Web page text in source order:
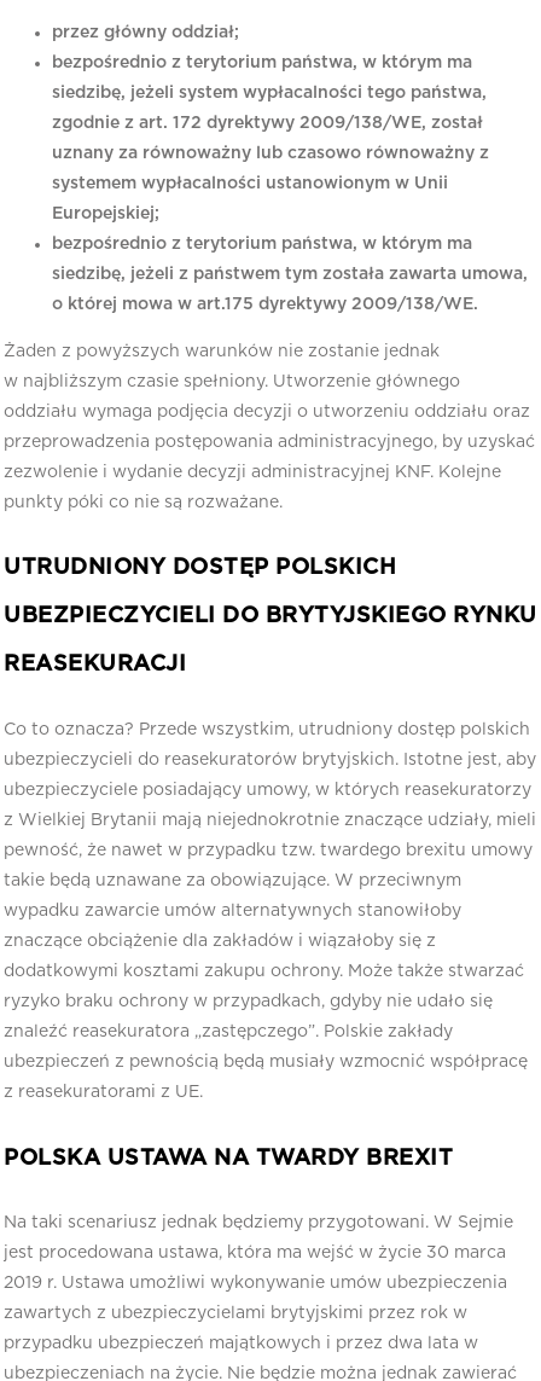
przez główny oddział;
bezpośrednio z terytorium państwa, w którym ma
siedzibę, jeżeli system wypłacalności tego państwa,
zgodnie z art. 172 dyrektywy 2009/138/WE, został
uznany za równoważny lub czasowo równoważny z
systemem wypłacalności ustanowionym w Unii
Europejskiej;
bezpośrednio z terytorium państwa, w którym ma
siedzibę, jeżeli z państwem tym została zawarta umowa,
o której mowa w art.175 dyrektywy 2009/138/WE.
Żaden z powyższych warunków nie zostanie jednak
w najbliższym czasie spełniony. Utworzenie głównego
oddziału wymaga podjęcia decyzji o utworzeniu oddziału oraz
przeprowadzenia postępowania administracyjnego, by uzyskać
zezwolenie i wydanie decyzji administracyjnej KNF. Kolejne
punkty póki co nie są rozważane.
UTRUDNIONY DOSTĘP POLSKICH
UBEZPIECZYCIELI DO BRYTYJSKIEGO RYNKU
REASEKURACJI
Co to oznacza? Przede wszystkim, utrudniony dostęp polskich
ubezpieczycieli do reasekuratorów brytyjskich. Istotne jest, aby
ubezpieczyciele posiadający umowy, w których reasekuratorzy
z Wielkiej Brytanii mają niejednokrotnie znaczące udziały, mieli
pewność, że nawet w przypadku tzw. twardego brexitu umowy
takie będą uznawane za obowiązujące. W przeciwnym
wypadku zawarcie umów alternatywnych stanowiłoby
znaczące obciążenie dla zakładów i wiązałoby się z
dodatkowymi kosztami zakupu ochrony. Może także stwarzać
ryzyko braku ochrony w przypadkach, gdyby nie udało się
znaleźć reasekuratora „zastępczego”. Polskie zakłady
ubezpieczeń z pewnością będą musiały wzmocnić współpracę
z reasekuratorami z UE.
POLSKA USTAWA NA TWARDY BREXIT
Na taki scenariusz jednak będziemy przygotowani. W Sejmie
jest procedowana ustawa, która ma wejść w życie 30 marca
2019 r. Ustawa umożliwi wykonywanie umów ubezpieczenia
zawartych z ubezpieczycielami brytyjskimi przez rok w
przypadku ubezpieczeń majątkowych i przez dwa lata w
ubezpieczeniach na życie. Nie będzie można jednak zawierać